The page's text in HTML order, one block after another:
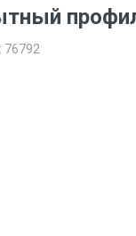
76792